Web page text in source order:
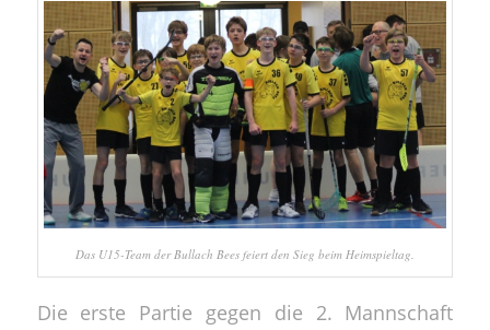
Das U15-Team der Bullach Bees feiert den Sieg beim Heimspieltag.
Die erste Partie gegen die 2. Mannschaft